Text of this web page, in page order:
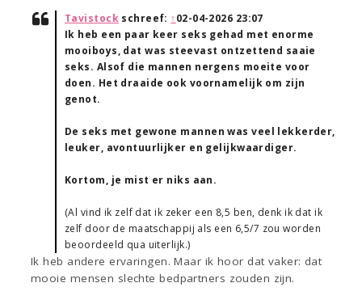
Tavistockschreef: ↑02-04-2026 23:07
Ik heb een paar keer seks gehad met enorme
mooiboys, dat was steevast ontzettend saaie
seks. Alsof die mannen nergens moeite voor
doen. Het draaide ook voornamelijk om zijn
genot.
De seks met gewone mannen was veel lekkerder,
leuker, avontuurlijker en gelijkwaardiger.
Kortom, je mist er niks aan.
(Al vind ik zelf dat ik zeker een 8,5 ben, denk ik dat ik
zelf door de maatschappij als een 6,5/7 zou worden
beoordeeld qua uiterlijk.)
Ik heb andere ervaringen. Maar ik hoor dat vaker: dat
mooie mensen slechte bedpartners zouden zijn.